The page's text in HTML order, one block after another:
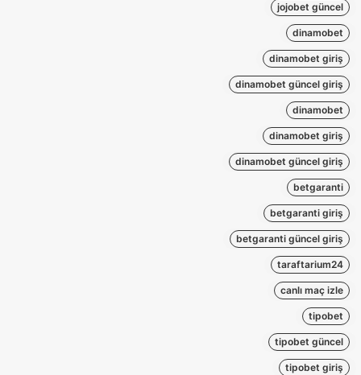
jojobet güncel
dinamobet
dinamobet giriş
dinamobet güncel giriş
dinamobet
dinamobet giriş
dinamobet güncel giriş
betgaranti
betgaranti giriş
betgaranti güncel giriş
taraftarium24
canlı maç izle
tipobet
tipobet güncel
tipobet giriş